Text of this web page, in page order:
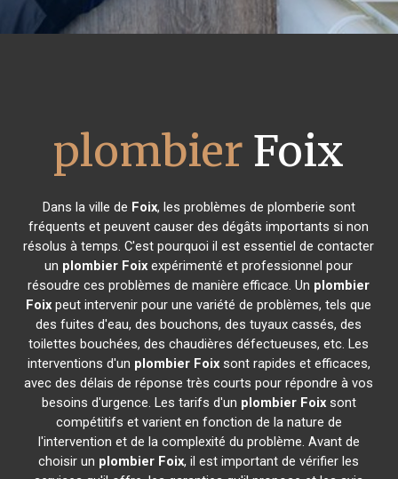
plombier Foix
Dans la ville de Foix, les problèmes de plomberie sont
fréquents et peuvent causer des dégâts importants si non
résolus à temps. C'est pourquoi il est essentiel de contacter
un plombier Foix expérimenté et professionnel pour
résoudre ces problèmes de manière efficace. Un plombier
Foix peut intervenir pour une variété de problèmes, tels que
des fuites d'eau, des bouchons, des tuyaux cassés, des
toilettes bouchées, des chaudières défectueuses, etc. Les
interventions d'un plombier Foixsont rapides et efficaces,
avec des délais de réponse très courts pour répondre à vos
besoins d'urgence. Les tarifs d'un plombier Foixsont
compétitifs et varient en fonction de la nature de
l'intervention et de la complexité du problème. Avant de
choisir un plombier Foix, il est important de vérifier les